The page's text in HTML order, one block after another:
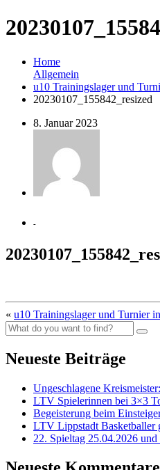
Home
Allgemein
u10 Trainingslager und
20230107_155842_resized
8. Januar 2023
-
« u10 Trainingslager und Turnier
Neueste Beiträge
Ungeschlagene
LTV Spielerinnen bei 3×3
Begeisterung beim
LTV Lippstadt Basketballer
22. Spieltag 25.04.2026